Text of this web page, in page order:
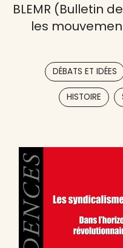
BLEMR (Bulletin
les
DÉBATS ET IDÉES
HISTOIRE ,